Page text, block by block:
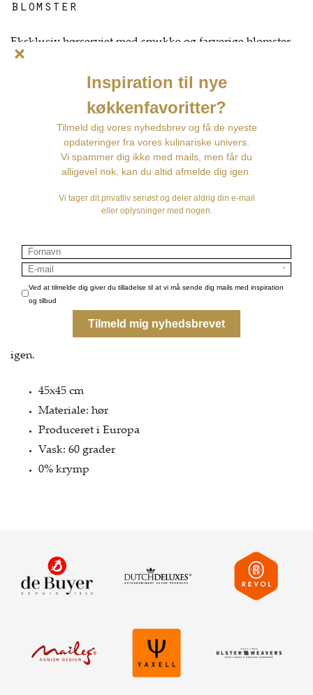
blomster
Eksklusiv hørserviet med smukke og farverige blomster,
der giver liv til borddækningen.
Det smukke mundserviet har bl.a motiver af fortryllende
klokkeblomster, charmerende hvide roser og skønne
sommerfugle
Designet af Jim Lyngvild i samarbejde med Koustrup &
Co som en del af den nye kollektion "Blue Flower Garden"
miljøvenlige farver.
Stofservietten kan vaskes på 60 grader og krymper ikke, så
du kan have den smukke serviet i årevis og glæde dig
selv og dine gæster med en elegant borddækning igen og
igen.
45x45 cm
Materiale: hør
Produceret i Europa
Vask: 60 grader
0% krymp